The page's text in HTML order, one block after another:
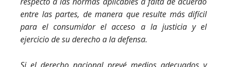
entre las partes, de manera que resulte más difícil
para el consumidor el acceso a la justicia y el
ejercicio de su derecho a la defensa.